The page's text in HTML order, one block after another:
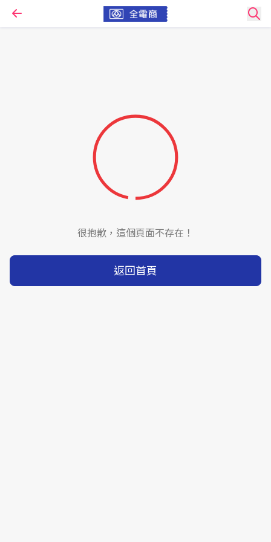
很抱歉，這個頁面不存在！
返回首頁